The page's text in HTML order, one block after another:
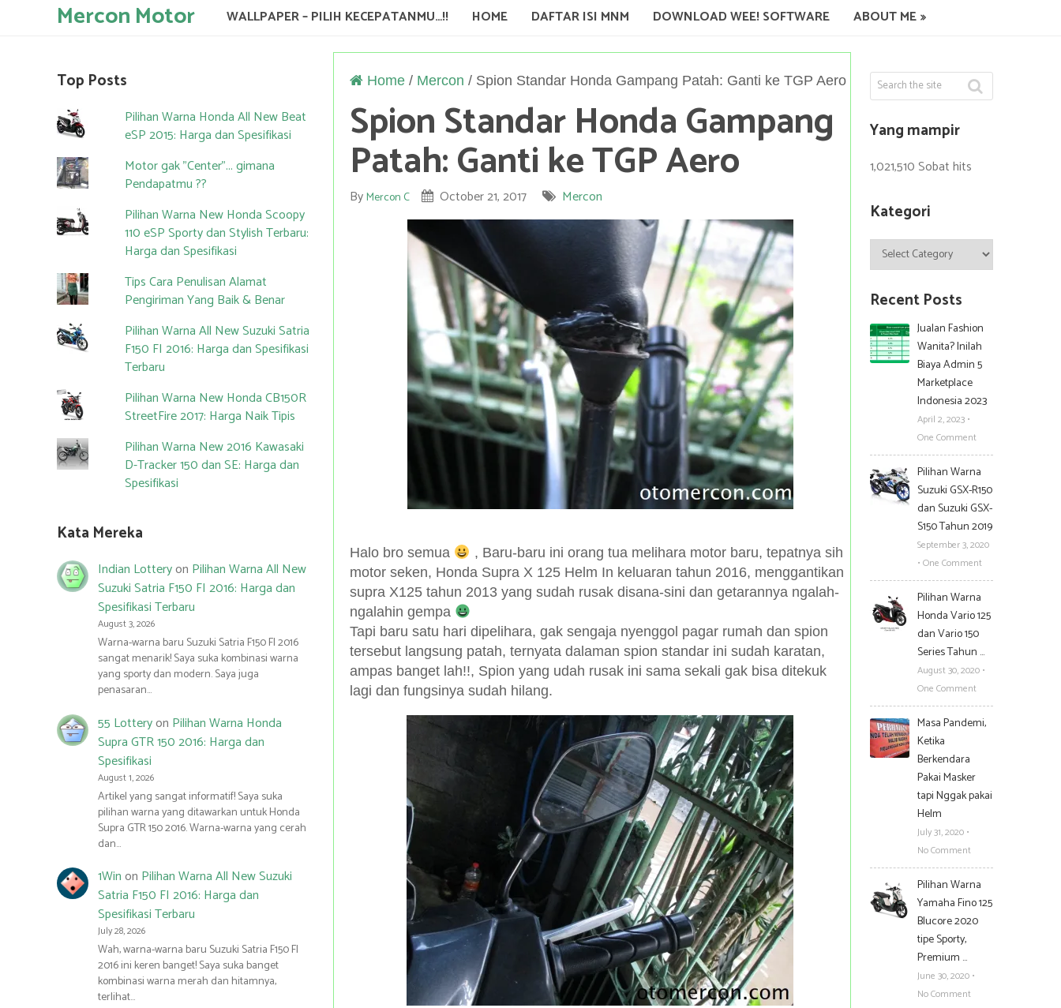
Mercon Motor WALLPAPER – PILIH KECEPATANMU…!! HOME DAFTAR ISI MNM DOWNLOAD WEE! SOFTWARE ABOUT ME
Yang mampir
1,021,510 Sobat hits
Kategori
Kategori
Recent Posts
Jualan Fashion
Wanita? Inilah
Biaya Admin 5
Marketplace
Indonesia 2023
April 2, 2023 •
One Comment
Pilihan Warna
Suzuki GSX-R150
dan Suzuki GSX-
S150 Tahun 2019
September 3, 2020
• One Comment
Pilihan Warna
Honda Vario 125
dan Vario 150
Series Tahun …
August 30, 2020 •
One Comment
Masa Pandemi,
Ketika
Berkendara
Pakai Masker
tapi Nggak pakai
Helm
July 31, 2020 •
No Comment
Pilihan Warna
Yamaha Fino 125
Blucore 2020
tipe Sporty,
Premium …
June 30, 2020 •
No Comment
Home / Mercon / Spion Standar Honda Gampang Patah: Ganti ke TGP Aero
Spion Standar Honda Gampang
Patah: Ganti ke TGP Aero
ByMercon C October 21, 2017 Mercon
Halo bro semua
, Baru-baru ini orang tua melihara motor baru, tepatnya sih
motor seken, Honda Supra X 125 Helm In keluaran tahun 2016, menggantikan
supra X125 tahun 2013 yang sudah rusak disana-sini dan getarannya ngalah-
ngalahin gempa
Tapi baru satu hari dipelihara, gak sengaja nyenggol pagar rumah dan spion
tersebut langsung patah, ternyata dalaman spion standar ini sudah karatan,
ampas banget lah!!, Spion yang udah rusak ini sama sekali gak bisa ditekuk
lagi dan fungsinya sudah hilang.
Top Posts
Pilihan Warna Honda All New Beat
eSP 2015: Harga dan Spesifikasi
Motor gak "Center"... gimana
Pendapatmu ??
Pilihan Warna New Honda Scoopy
110 eSP Sporty dan Stylish Terbaru:
Harga dan Spesifikasi
Tips Cara Penulisan Alamat
Pengiriman Yang Baik & Benar
Pilihan Warna All New Suzuki Satria
F150 FI 2016: Harga dan Spesifikasi
Terbaru
Pilihan Warna New Honda CB150R
StreetFire 2017: Harga Naik Tipis
Pilihan Warna New 2016 Kawasaki
D-Tracker 150 dan SE: Harga dan
Spesifikasi
Kata Mereka
Indian Lotteryon Pilihan Warna All New
Suzuki Satria F150 FI 2016: Harga dan
Spesifikasi Terbaru
August 3, 2026
Warna-warna baru Suzuki Satria F150 FI 2016
sangat menarik! Saya suka kombinasi warna
yang sporty dan modern. Saya juga
penasaran…
55 Lotteryon Pilihan Warna Honda
Supra GTR 150 2016: Harga dan
Spesifikasi
August 1, 2026
Artikel yang sangat informatif! Saya suka
pilihan warna yang ditawarkan untuk Honda
Supra GTR 150 2016. Warna-warna yang cerah
dan…
1Winon Pilihan Warna All New Suzuki
Satria F150 FI 2016: Harga dan
Spesifikasi Terbaru
July 28, 2026
Wah, warna-warna baru Suzuki Satria F150 FI
2016 ini keren banget! Saya suka banget
kombinasi warna merah dan hitamnya,
terlihat…